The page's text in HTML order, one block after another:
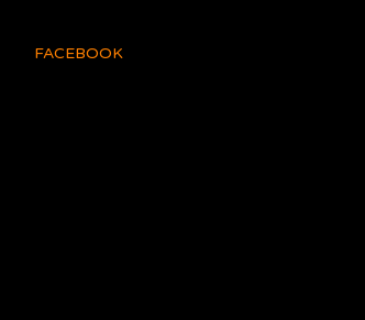
FACEBOOK